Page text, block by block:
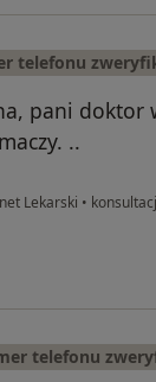
telefonu
pani doktor
..
Lekarski •
telefonu